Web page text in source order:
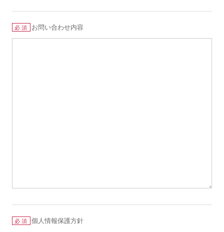
必須 お問い合わせ内容
必須 個人情報保護方針